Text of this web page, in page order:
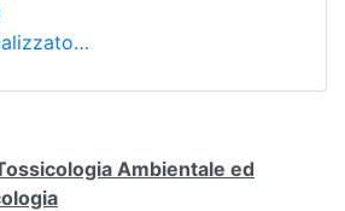
Ambientale ed